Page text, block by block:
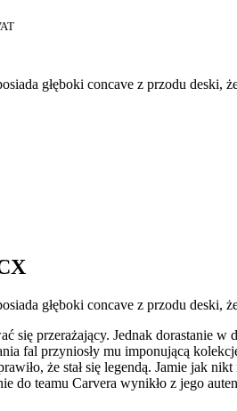
głęboki concave z przodu deski,
głęboki concave z przodu deski,
przerażający. Jednak dorastanie
fal przyniosły mu imponującą
że stał się legendą. Jamie jak
teamu Carvera wynikło z jego